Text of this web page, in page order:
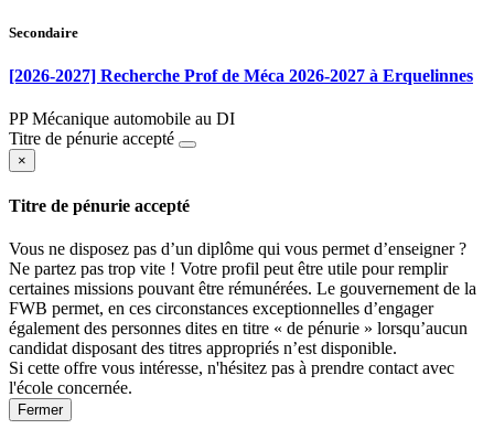
Secondaire
[2026-2027] Recherche Prof de Méca 2026-2027 à Erquelinnes
PP Mécanique automobile au DI
Titre de pénurie accepté
×
Titre de pénurie accepté
Vous ne disposez pas d’un diplôme qui vous permet d’enseigner ?
Ne partez pas trop vite ! Votre profil peut être utile pour remplir
certaines missions pouvant être rémunérées. Le gouvernement de la
FWB permet, en ces circonstances exceptionnelles d’engager
également des personnes dites en titre « de pénurie » lorsqu’aucun
candidat disposant des titres appropriés n’est disponible.
Si cette offre vous intéresse, n'hésitez pas à prendre contact avec
l'école concernée.
Fermer